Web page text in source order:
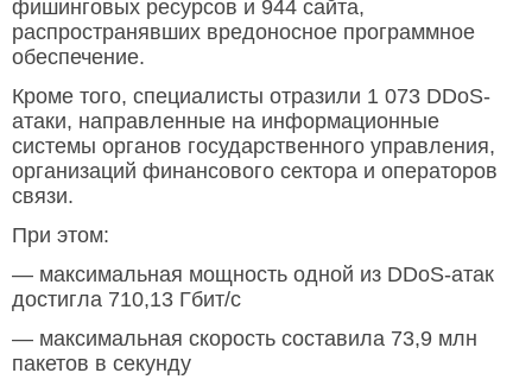
фишинговых ресурсов и 944 сайта,
распространявших вредоносное программное
обеспечение.
Кроме того, специалисты отразили 1 073 DDoS-
атаки, направленные на информационные
системы органов государственного управления,
организаций финансового сектора и операторов
связи.
При этом:
— максимальная мощность одной из DDoS-атак
достигла 710,13 Гбит/с
— максимальная скорость составила 73,9 млн
пакетов в секунду